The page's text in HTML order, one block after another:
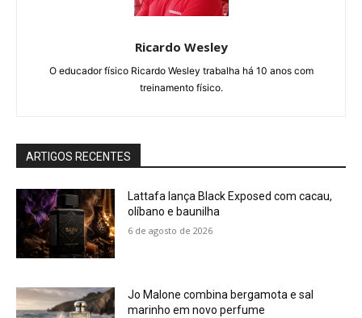
Ricardo Wesley
O educador físico Ricardo Wesley trabalha há 10 anos com
treinamento físico.
ARTIGOS RECENTES
Lattafa lança Black Exposed com cacau,
olíbano e baunilha
6 de agosto de 2026
Jo Malone combina bergamota e sal
marinho em novo perfume